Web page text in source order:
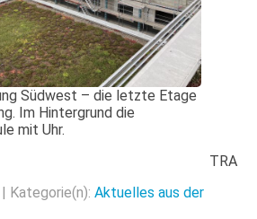
Südwest – die letzte Etage
Im Hintergrund die
mit Uhr.
TRA
Kategorie(n):Aktuelles aus der